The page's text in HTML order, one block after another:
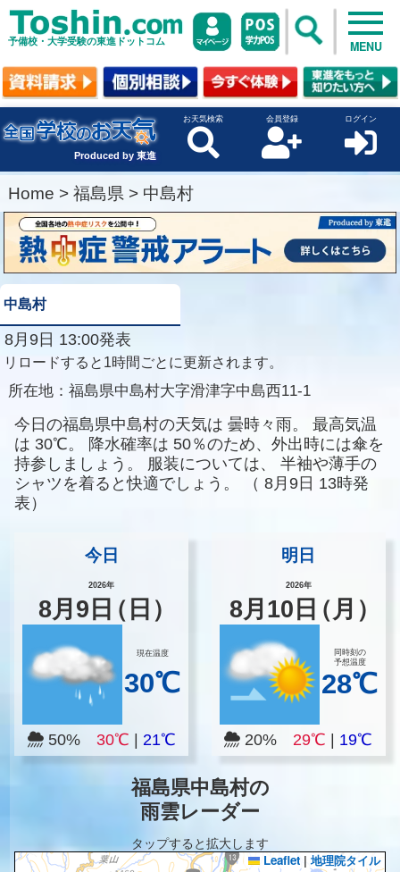
予備校・大学受験の東進ドットコム MENU
Produced by 東進
お天気検索 会員登録 ログイン
Home > 福島県 > 中島村
中島村
8月9日 13:00発表
リロードすると1時間ごとに更新されます。
所在地： 福島県中島村大字滑津字中島西11-1
今日の福島県中島村の天気は 曇時々雨。
最高気温
は 30℃。 降水確率は 50％のため、外出時には傘を
持参しましょう。
服装については、
半袖や薄手の
シャツを着ると快適でしょう。
（ 8月9日 13時発
表）
今日
2026年
8月 9 日（日）
現在温度
30℃
50% 30℃ 21℃
明日
2026年
8月 10 日（月）
同時刻の
予想温度
28℃
20% 29℃ 19℃
福島県中島村の
雨雲レーダー
タップすると拡大します
Leaflet | 地理院タイル